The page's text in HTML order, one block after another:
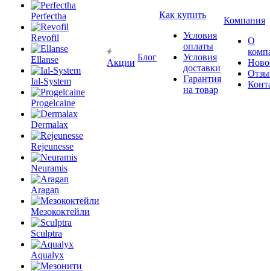
Perfectha
Revofil
Ellanse
Ial-System
Progelcaine
Dermalax
Rejeunesse
Neuramis
Aragan
Мезококтейли
Sculptra
Aqualyx
Акции
Блог
Как купить
Условия
оплаты
Условия
доставки
Гарантия
на товар
Компания
О